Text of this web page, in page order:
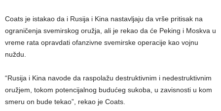
Coats je istakao da i Rusija i Kina nastavljaju da vrše pritisak na
ograničenja svemirskog oružja, ali je rekao da će Peking i Moskva u
vreme rata opravdati ofanzivne svemirske operacije kao vojnu
nuždu.
“Rusija i Kina navode da raspolažu destruktivnim i nedestruktivnim
oružjem, tokom potencijalnog budućeg sukoba, u zavisnosti u kom
smeru on bude tekao”, rekao je Coats.